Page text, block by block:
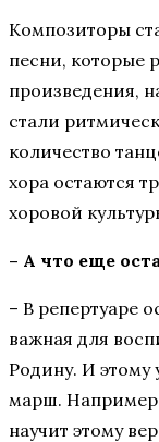
Композиторы
песни, которые
произведения,
стали
количество
хора остаются
хоровой
– А что еще
– В репертуаре
важная для
Родину. И этому
марш.
научит этому